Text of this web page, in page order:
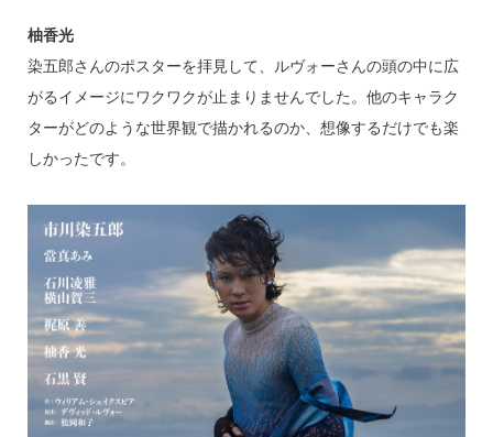
柚香光
染五郎さんのポスターを拝見して、ルヴォーさんの頭の中に広
がるイメージにワクワクが止まりませんでした。他のキャラク
ターがどのような世界観で描かれるのか、想像するだけでも楽
しかったです。